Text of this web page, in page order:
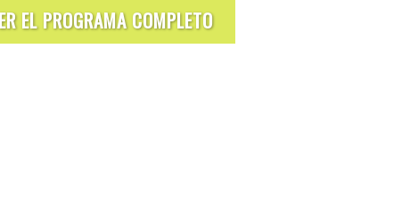
EL PROGRAMA COMPLETO